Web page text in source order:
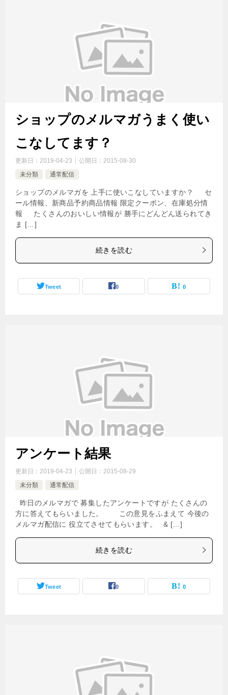
ショップのメルマガうまく使い
こなしてます？
更新日： 2019-04-23 公開日： 2015-08-30
未分類
通常配信
ショップのメルマガを 上手に使いこなしていますか？ セ
ール情報、新商品予約商品情報 限定クーポン、在庫処分情
報 たくさんのおいしい情報が 勝手にどんどん送られてき
ま […]
続きを読む
Tweet 0 0
アンケート結果
更新日： 2019-04-23 公開日： 2015-08-29
未分類
通常配信
昨日のメルマガで 募集したアンケートですが たくさんの
方に答えてもらいました。 この意見をふまえて 今後の
メルマガ配信に 役立てさせてもらいます。 & […]
続きを読む
Tweet 0 0